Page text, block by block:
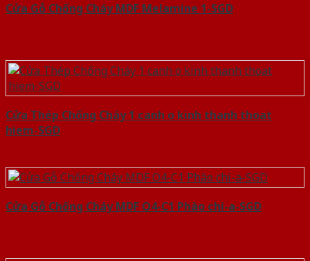
Cửa Gỗ Chống Cháy MDF Melamine 1-SGD
Cửa Thép Chống Cháy 1 canh o kinh thanh thoat
hiem-SGD
Cửa Gỗ Chống Cháy MDF O4-C1 Phào chi-a-SGD